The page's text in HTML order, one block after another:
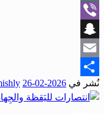
WhatsApp
Viber
Snapchat
Email
Share
نُشر في 2026-02-26